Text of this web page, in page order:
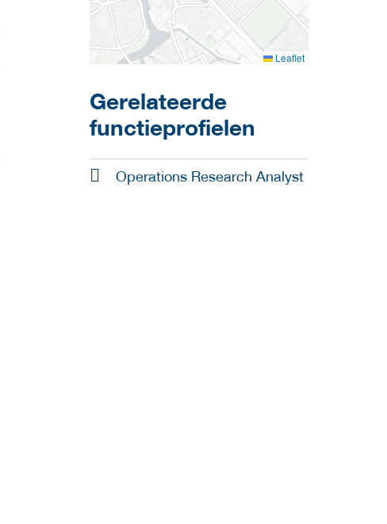
Leaflet
Gerelateerde
functieprofielen
Operations Research Analyst